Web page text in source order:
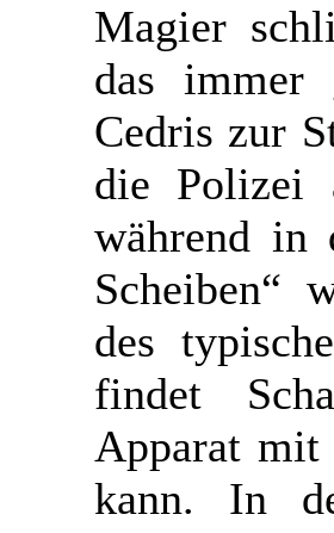
Magier
das immer
Cedris zur
die Polizei
während in
Scheiben“
des
findet
Apparat mit
kann. In